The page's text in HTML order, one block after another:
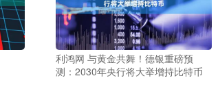
利鸿网 与黄金共舞！德银重磅预
测：2030年央行将大举增持比特币